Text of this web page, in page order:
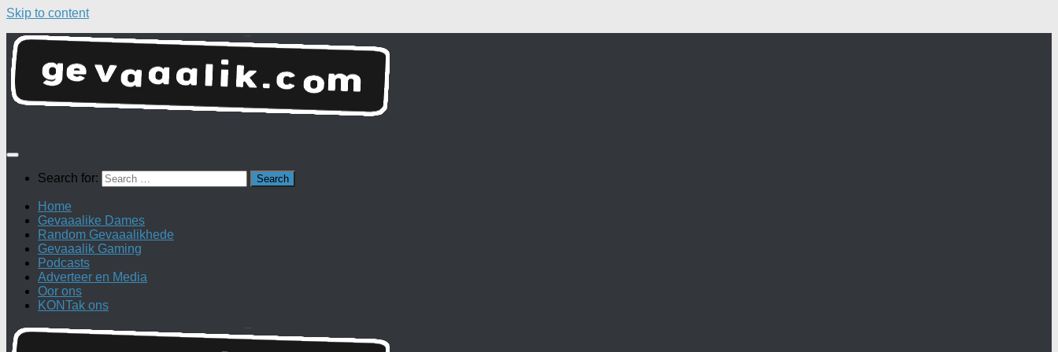
Skip to content
Search for:
Home
Gevaaalike Dames
Random Gevaaalikhede
Gevaaalik Gaming
Podcasts
Adverteer en Media
Oor ons
KONTak ons